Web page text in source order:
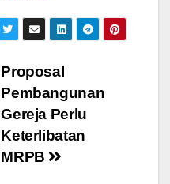
Proposal
Pembangunan
Gereja Perlu
Keterlibatan
MRPB